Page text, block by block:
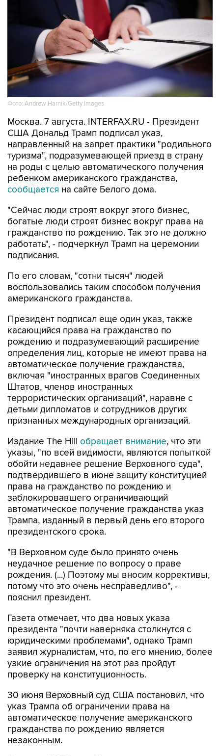
Фото: Andrew Harnik/Getty Images
Москва. 7 августа. INTERFAX.RU - Президент
США Дональд Трамп подписал указ,
направленный на запрет практики "родильного
туризма", подразумевающей приезд в страну
на роды с целью автоматического получения
ребенком американского гражданства,
сообщается на сайте Белого дома.
"Сейчас люди строят вокруг этого бизнес,
богатые люди строят бизнес вокруг права на
гражданство по рождению. Так это не должно
работать", - подчеркнул Трамп на церемонии
подписания.
По его словам, "сотни тысяч" людей
воспользовались таким способом получения
американского гражданства.
Президент подписал еще один указ, также
касающийся права на гражданство по
рождению и подразумевающий расширение
определения лиц, которые не имеют права на
автоматическое получение гражданства,
включая "иностранных врагов Соединенных
Штатов, членов иностранных
террористических организаций", наравне с
детьми дипломатов и сотрудников других
признанных международных организаций.
Издание The Hill обращает внимание, что эти
указы, "по всей видимости, являются попыткой
обойти недавнее решение Верховного суда",
подтвердившего в июне защиту конституцией
права на гражданство по рождению и
заблокировавшего ограничивающий
автоматическое получение гражданства указ
Трампа, изданный в первый день его второго
президентского срока.
"В Верховном суде было принято очень
неудачное решение по вопросу о праве
рождения. (...) Поэтому мы вносим коррективы,
потому что это очень несправедливо", -
пояснил президент.
Газета отмечает, что два новых указа
президента "почти наверняка столкнутся с
юридическими проблемами", однако Трамп
заявил журналистам, что, по его мнению, более
узкие ограничения на этот раз пройдут
проверку на конституционность.
30 июня Верховный суд США постановил, что
указ Трампа об ограничении права на
автоматическое получение американского
гражданства по рождению является
незаконным.